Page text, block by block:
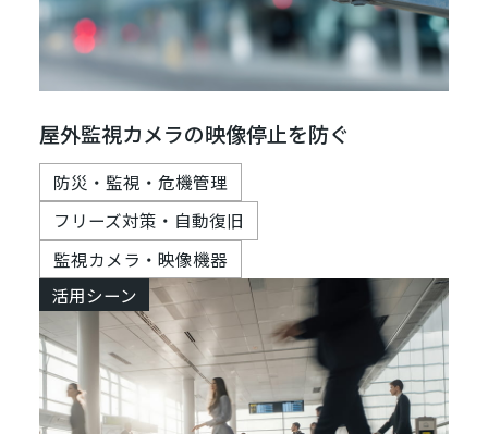
屋外監視カメラの映像停止を防ぐ
防災・監視・危機管理
フリーズ対策・自動復旧
監視カメラ・映像機器
活用シーン